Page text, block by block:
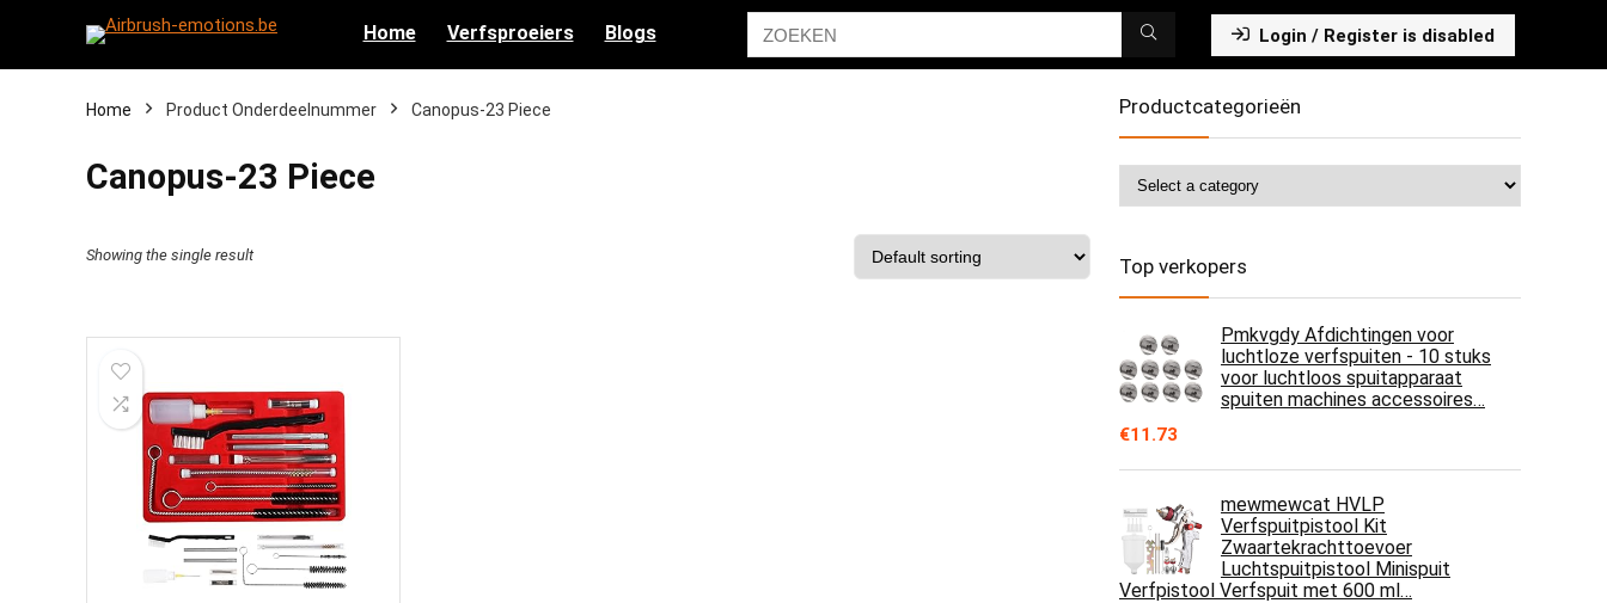
Home Verfsproeiers Blogs Login / Register is disabled
Home Product Onderdeelnummer ‎Canopus-23 Piece
‎Canopus-23 Piece
Showing the single result
Productcategorieën
Top verkopers
Pmkvgdy Afdichtingen voor
luchtloze verfspuiten - 10 stuks
voor luchtloos spuitapparaat
spuiten machines accessoires…
€11.73
mewmewcat HVLP
Verfspuitpistool Kit
Zwaartekrachttoevoer
Luchtspuitpistool Minispuit
Verfpistool Verfspuit met 600 ml…